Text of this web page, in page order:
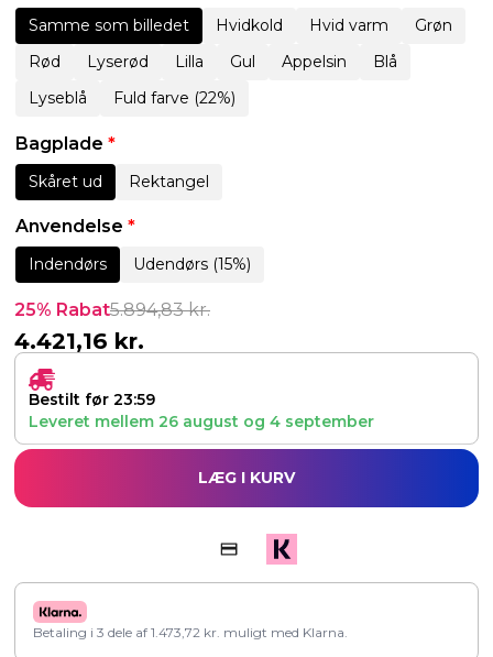
Samme som billedet Hvidkold Hvid varm
Grøn
Rød
Lyserød Lilla Gul Appelsin
Blå
Lyseblå
Fuld farve (22%)
Bagplade *
Skåret ud Rektangel
Anvendelse *
Indendørs Udendørs (15%)
25% Rabat5.894,83kr.
4.421,16 kr.
Bestilt før 23:59
Leveret mellem 26 august og 4 september
LÆG I KURV
Betaling i 3 dele af 1.473,72 kr. muligt med Klarna.